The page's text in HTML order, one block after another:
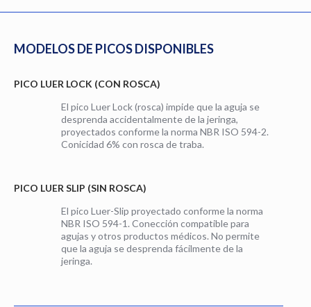
MODELOS DE PICOS DISPONIBLES
PICO LUER LOCK (CON ROSCA)
El pico Luer Lock (rosca) impide que la aguja se
desprenda accidentalmente de la jeringa,
proyectados conforme la norma NBR ISO 594-2.
Conicidad 6% con rosca de traba.
PICO LUER SLIP (SIN ROSCA)
El pico Luer-Slip proyectado conforme la norma
NBR ISO 594-1. Conección compatible para
agujas y otros productos médicos. No permite
que la aguja se desprenda fácilmente de la
jeringa.